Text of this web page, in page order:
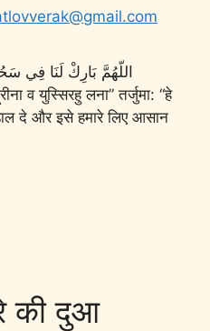
व युस्सिरहु लना” तर्जुमा: “हे
दे और इसे हमारे लिए आसान
की दुआ